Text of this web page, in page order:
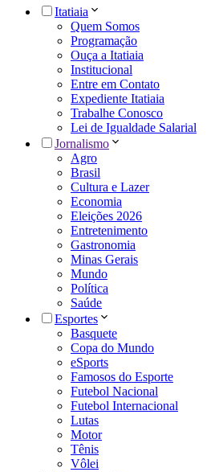
Itatiaia
Quem Somos
Programação
Ouça a Itatiaia
Institucional
Entre em Contato
Expediente Itatiaia
Trabalhe Conosco
Lei de Igualdade Salarial
Jornalismo
Agro
Brasil
Cultura e Lazer
Economia
Eleições 2026
Entretenimento
Gastronomia
Minas Gerais
Mundo
Política
Saúde
Esportes
Basquete
Copa do Mundo
eSports
Famosos do Esporte
Futebol Nacional
Futebol Internacional
Lutas
Motor
Tênis
Vôlei